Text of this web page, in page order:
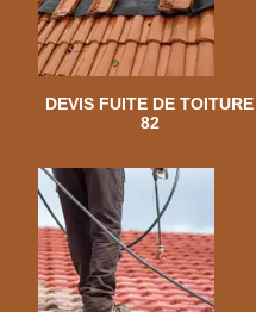
DEVIS FUITE DE TOITURE
82